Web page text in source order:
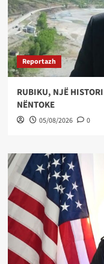
Reportazh
RUBIKU, NJË
NËNTOKE
05/08/2026 0